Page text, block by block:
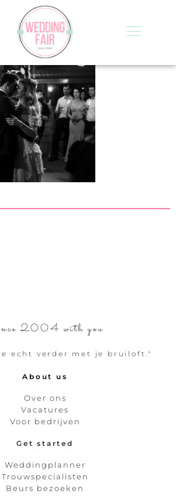
2004 with you
echt verder met je bruiloft."
About us
Over ons
Vacatures
Voor bedrijven
Get started
Weddingplanner
Trouwspecialisten
Beurs bezoeken